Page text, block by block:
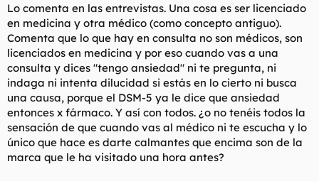
Lo comenta en las entrevistas. Una cosa es ser licenciado
en medicina y otra médico (como concepto antiguo).
Comenta que lo que hay en consulta no son médicos, son
licenciados en medicina y por eso cuando vas a una
consulta y dices "tengo ansiedad" ni te pregunta, ni
indaga ni intenta dilucidad si estás en lo cierto ni busca
una causa, porque el DSM-5 ya le dice que ansiedad
entonces x fármaco. Y así con todos. ¿o no tenéis todos la
sensación de que cuando vas al médico ni te escucha y lo
único que hace es darte calmantes que encima son de la
marca que le ha visitado una hora antes?